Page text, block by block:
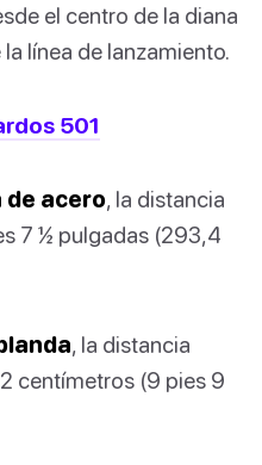
el centro de la diana
línea de lanzamiento.
501
de acero, la distancia
7 ½ pulgadas (293,4
, la distancia
centímetros (9 pies 9